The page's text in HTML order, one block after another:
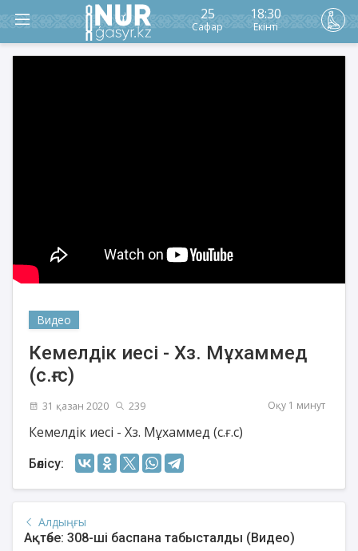
25
Сафар
18:30
Екінті
Видео
Кемелдік иесі - Хз. Мұхаммед
(с.ғ.с)
31 қазан 2020 239 Оқу 1 минут
Кемелдік иесі - Хз. Мұхаммед (с.ғ.с)
Бөлісу:
Алдыңғы
Ақтөбе: 308-ші баспана табысталды (Видео)